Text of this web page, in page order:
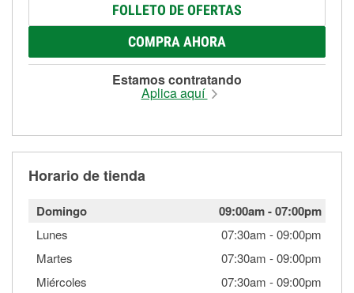
FOLLETO DE OFERTAS
COMPRA AHORA
Estamos contratando
Aplica aquí
Horario de tienda
Domingo 09:00am-07:00pm
Lunes 07:30am -09:00pm
Martes
07:30am -09:00pm
Miércoles
07:30am -09:00pm